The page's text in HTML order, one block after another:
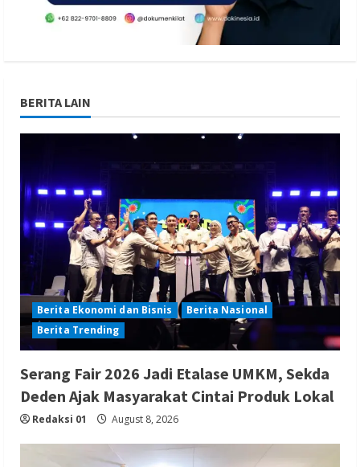
BERITA LAIN
Berita Ekonomi dan Bisnis
Berita Nasional
Berita Trending
Serang Fair 2026 Jadi Etalase UMKM, Sekda
Deden Ajak Masyarakat Cintai Produk Lokal
Redaksi 01 August 8, 2026